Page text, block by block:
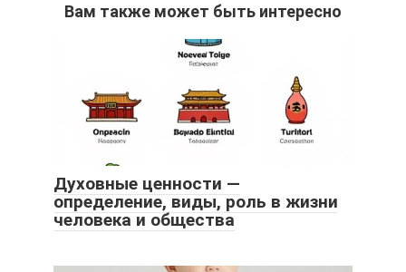
Вам также может быть интересно
Духовные ценности —
определение, виды, роль в жизни
человека и общества